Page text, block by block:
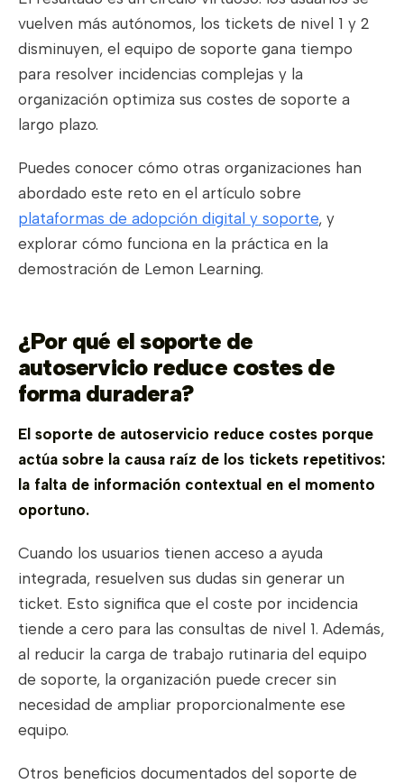
vuelven más autónomos, los tickets de nivel 1 y 2
disminuyen, el equipo de soporte gana tiempo
para resolver incidencias complejas y la
organización optimiza sus costes de soporte a
largo plazo.
Puedes conocer cómo otras organizaciones han
abordado este reto en el artículo sobre
plataformas de adopción digital y soporte, y
explorar cómo funciona en la práctica en la
demostración de Lemon Learning.
¿Por qué el soporte de
autoservicio reduce costes de
forma duradera?
El soporte de autoservicio reduce costes porque
actúa sobre la causa raíz de los tickets repetitivos:
la falta de información contextual en el momento
oportuno.
Cuando los usuarios tienen acceso a ayuda
integrada, resuelven sus dudas sin generar un
ticket. Esto significa que el coste por incidencia
tiende a cero para las consultas de nivel 1. Además,
al reducir la carga de trabajo rutinaria del equipo
de soporte, la organización puede crecer sin
necesidad de ampliar proporcionalmente ese
equipo.
Otros beneficios documentados del soporte de